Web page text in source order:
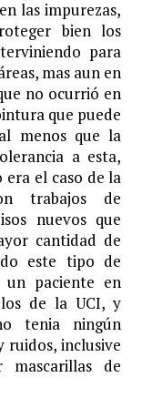
las impurezas,
bien los
para
mas aun en
no ocurrió en
que puede
menos que la
a esta,
el caso de la
trabajos de
nuevos que
cantidad de
este tipo de
un paciente en
de la UCI, y
tenia ningún
ruidos, inclusive
mascarillas de